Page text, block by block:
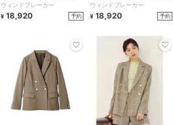
ウィンドブレーカー
¥ 18,920 予約
ウィンドブレーカー
¥ 18,920 予約